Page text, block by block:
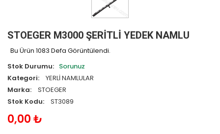
STOEGER M3000 ŞERİTLİ YEDEK NAMLU
Bu Ürün 1083 Defa Görüntülendi.
Stok Durumu: Sorunuz
Kategori:
YERLİ NAMLULAR
Marka:
STOEGER
Stok Kodu:
ST3089
0,00 ₺